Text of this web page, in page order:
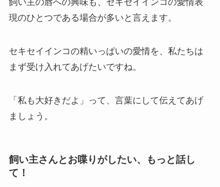
飼い主の唇への興味も、セキセイインコの愛情表
現のひとつである場合が多いと言えます。
セキセイインコの精いっぱいの愛情を、 私たちは
まず受け入れてあげたいですね。
「私も大好きだよ」って、言葉にして伝えてあげ
ましょう。
飼い主さんとお喋りがしたい、もっと話し
て！